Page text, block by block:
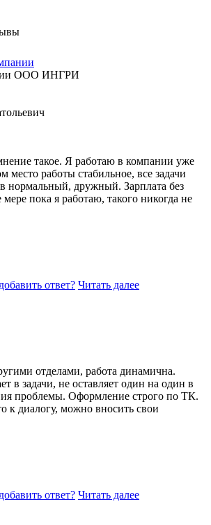
ООО ИНГРИ
такое. Я работаю в компании уже
место работы стабильное, все задачи
нормальный, дружный. Зарплата без
пока я работаю, такого никогда не
добавить ответ? Читать далее
отделами, работа динамична.
в задачи, не оставляет один на один в
проблемы. Оформление строго по ТК.
к диалогу, можно вносить свои
добавить ответ? Читать далее